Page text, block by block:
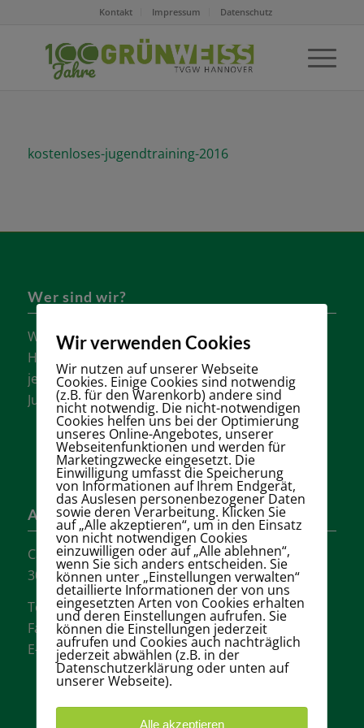
Kontakt Impressum Datenschutz
kostenloses-jugendtraining-2016
Wer sind wir?
Wir sind einer der größten Tennisvereine
Hannovers mit vielen aktiven Mannschaften in
jeder Altersklasse für Damen, Herren und
Jugendliche.
Adresse
Carl-Loges-Str.12
30657 Hannover
Tel.: + 49 511- 6046340
Fax: + 49 511- 601048
E-Mail:info@tvgw-hannover.de
Wir verwenden Cookies
Wir nutzen auf unserer Webseite
Cookies. Einige Cookies sind notwendig
(z.B. für den Warenkorb) andere sind
nicht notwendig. Die nicht-notwendigen
Cookies helfen uns bei der Optimierung
unseres Online-Angebotes, unserer
Webseitenfunktionen und werden für
Marketingzwecke eingesetzt. Die
Einwilligung umfasst die Speicherung
von Informationen auf Ihrem Endgerät,
das Auslesen personenbezogener Daten
sowie deren Verarbeitung. Klicken Sie
auf „Alle akzeptieren“, um in den Einsatz
von nicht notwendigen Cookies
einzuwilligen oder auf „Alle ablehnen“,
wenn Sie sich anders entscheiden. Sie
können unter „Einstellungen verwalten“
detaillierte Informationen der von uns
eingesetzten Arten von Cookies erhalten
und deren Einstellungen aufrufen. Sie
können die Einstellungen jederzeit
aufrufen und Cookies auch nachträglich
jederzeit abwählen (z.B. in der
Datenschutzerklärung oder unten auf
unserer Webseite).
Alle akzeptieren